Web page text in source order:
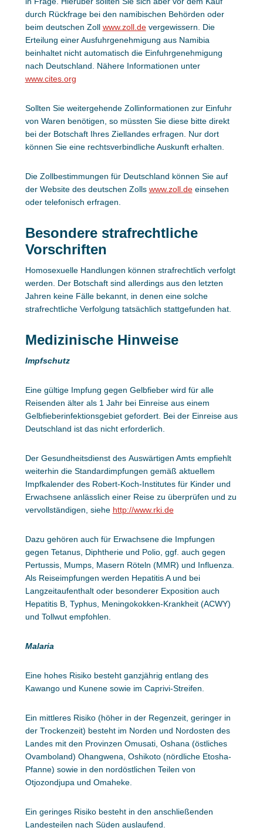
durch Rückfrage bei den namibischen Behörden oder
beim deutschen Zoll www.zoll.devergewissern. Die
Erteilung einer Ausfuhrgenehmigung aus Namibia
beinhaltet nicht automatisch die Einfuhrgenehmigung
nach Deutschland. Nähere Informationen unter
www.cites.org
Sollten Sie weitergehende Zollinformationen zur Einfuhr
von Waren benötigen, so müssten Sie diese bitte direkt
bei der Botschaft Ihres Ziellandes erfragen. Nur dort
können Sie eine rechtsverbindliche Auskunft erhalten.
Die Zollbestimmungen für Deutschland können Sie auf
der Website des deutschen Zolls www.zoll.deeinsehen
oder telefonisch erfragen.
Besondere strafrechtliche
Vorschriften
Homosexuelle Handlungen können strafrechtlich verfolgt
werden. Der Botschaft sind allerdings aus den letzten
Jahren keine Fälle bekannt, in denen eine solche
strafrechtliche Verfolgung tatsächlich stattgefunden hat.
Medizinische Hinweise
Impfschutz
Eine gültige Impfung gegen Gelbfieber wird für alle
Reisenden älter als 1 Jahr bei Einreise aus einem
Gelbfieberinfektionsgebiet gefordert. Bei der Einreise aus
Deutschland ist das nicht erforderlich.
Der Gesundheitsdienst des Auswärtigen Amts empfiehlt
weiterhin die Standardimpfungen gemäß aktuellem
Impfkalender des Robert-Koch-Institutes für Kinder und
Erwachsene anlässlich einer Reise zu überprüfen und zu
vervollständigen, siehe http://www.rki.de
Dazu gehören auch für Erwachsene die Impfungen
gegen Tetanus, Diphtherie und Polio, ggf. auch gegen
Pertussis, Mumps, Masern Röteln (MMR) und Influenza.
Als Reiseimpfungen werden Hepatitis A und bei
Langzeitaufenthalt oder besonderer Exposition auch
Hepatitis B, Typhus, Meningokokken-Krankheit (ACWY)
und Tollwut empfohlen.
Malaria
Eine hohes Risiko besteht ganzjährig entlang des
Kawango und Kunene sowie im Caprivi-Streifen.
Ein mittleres Risiko (höher in der Regenzeit, geringer in
der Trockenzeit) besteht im Norden und Nordosten des
Landes mit den Provinzen Omusati, Oshana (östliches
Ovamboland) Ohangwena, Oshikoto (nördliche Etosha-
Pfanne) sowie in den nordöstlichen Teilen von
Otjozondjupa und Omaheke.
Ein geringes Risiko besteht in den anschließenden
Landesteilen nach Süden auslaufend.